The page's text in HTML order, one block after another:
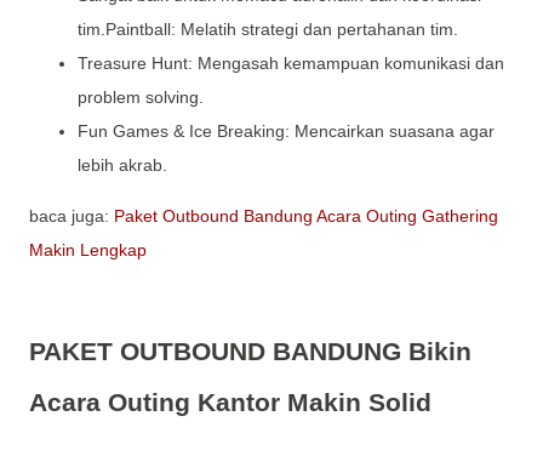
tim.Paintball: Melatih strategi dan pertahanan tim.
Treasure Hunt: Mengasah kemampuan komunikasi dan
problem solving.
Fun Games & Ice Breaking: Mencairkan suasana agar
lebih akrab.
baca juga: Paket Outbound Bandung Acara Outing Gathering
Makin Lengkap
PAKET OUTBOUND BANDUNG Bikin
Acara Outing Kantor Makin Solid